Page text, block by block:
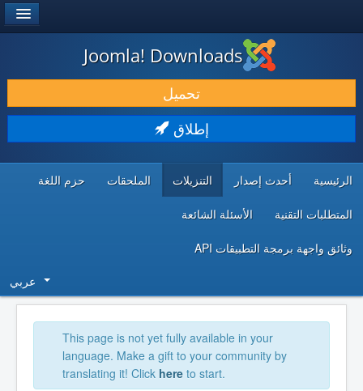
حمل & ومدد
اكتشف & تعلم
Joomla! Downloads
تحميل
إطلاق
الرئيسية أحدث إصدار التنزيلات الملحقات حزم اللغة
المتطلبات التقنية الأسئلة الشائعة
وثائق واجهة برمجة التطبيقات API
عربي
This page is not yet fully available in your
language. Make a gift to your community by
translating it! Click here to start.